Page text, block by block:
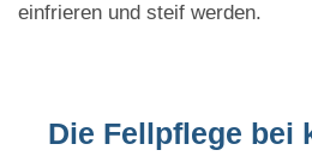
einfrieren und steif werden.
Die Fellpflege bei